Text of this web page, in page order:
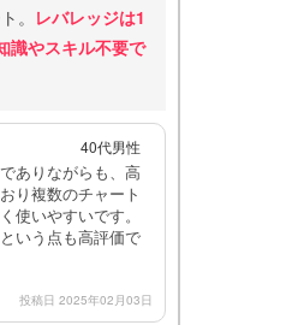
。 レバレッジは1
識やスキル不要で
40代男性
ありながらも、高
り複数のチャート
使いやすいです。
いう点も高評価で
投稿日 2025年02月03日